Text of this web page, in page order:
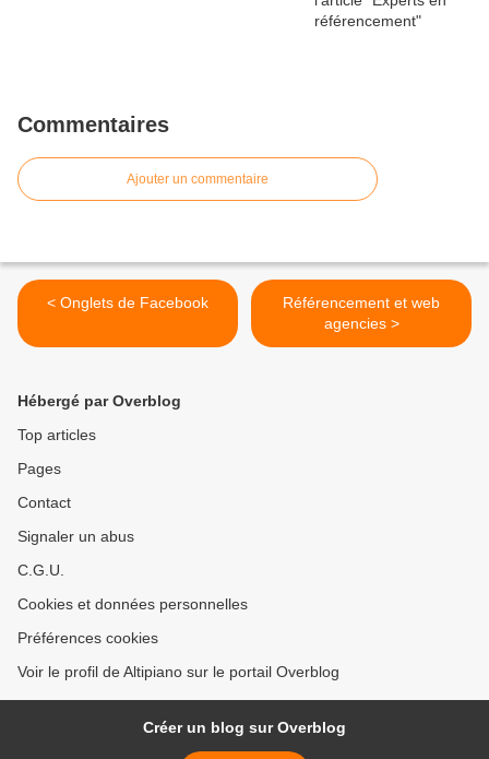
Commentaires
Ajouter un commentaire
< Onglets de Facebook
Référencement et web
agencies >
Hébergé par Overblog
Top articles
Pages
Contact
Signaler un abus
C.G.U.
Cookies et données personnelles
Préférences cookies
Voir le profil de Altipiano sur le portail Overblog
Créer un blog sur Overblog